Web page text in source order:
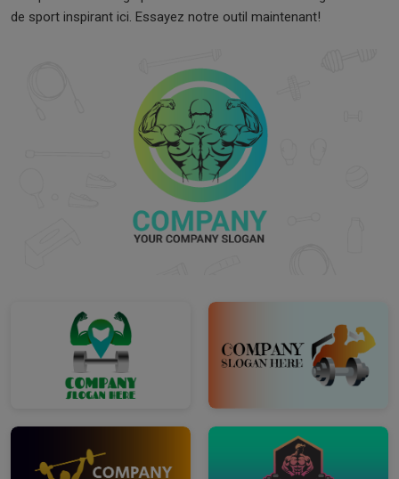
de sport inspirant ici. Essayez notre outil maintenant!